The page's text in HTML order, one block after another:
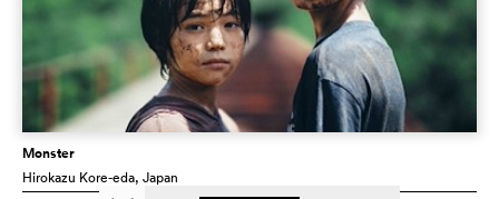
Monster
Hirokazu Kore-eda, Japan